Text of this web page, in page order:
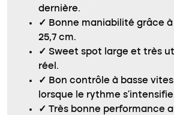
dernière.
✓ Bonne maniabilité grâce à
25,7 cm.
✓ Sweet spot large et très
réel.
✓ Bon contrôle à basse
lorsque le rythme
✓ Très bonne performance